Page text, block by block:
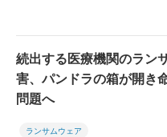
続出する医療機関のラン
害、パンドラの箱が開き
問題へ
ランサムウェア